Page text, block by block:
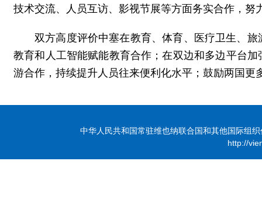
技术交流、人员互访、影视节展等方面务实合作，努
双方高度评价中塞在教育、体育、医疗卫生、
教育和人工智能赋能教育合作；在双边和多边平台
游合作，持续提升人员往来便利化水平；鼓励两国
中华人民共和国常驻维也纳联合国和其他国际组
http://